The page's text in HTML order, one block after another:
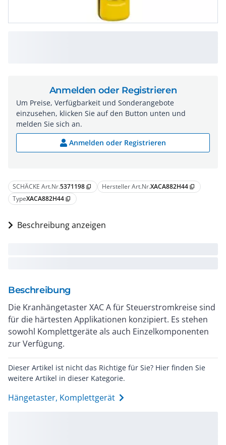
SCHÄCKE Art.Nr.5371198 content_copy Hersteller Art.Nr.XACA882H44 content_copy
TypeXACA882H44 content_copy
Beschreibung anzeigen
Beschreibung
Die Kranhängetaster XAC A für Steuerstromkreise sind
für die härtesten Applikationen konzipiert. Es stehen
sowohl Komplettgeräte als auch Einzelkomponenten
zur Verfügung.
Dieser Artikel ist nicht das Richtige für Sie? Hier finden Sie
weitere Artikel in dieser Kategorie.
Hängetaster, Komplettgerät
Anmelden oder Registrieren
Um Preise, Verfügbarkeit und Sonderangebote
einzusehen, klicken Sie auf den Button unten und
melden Sie sich an.
Anmelden oder Registrieren